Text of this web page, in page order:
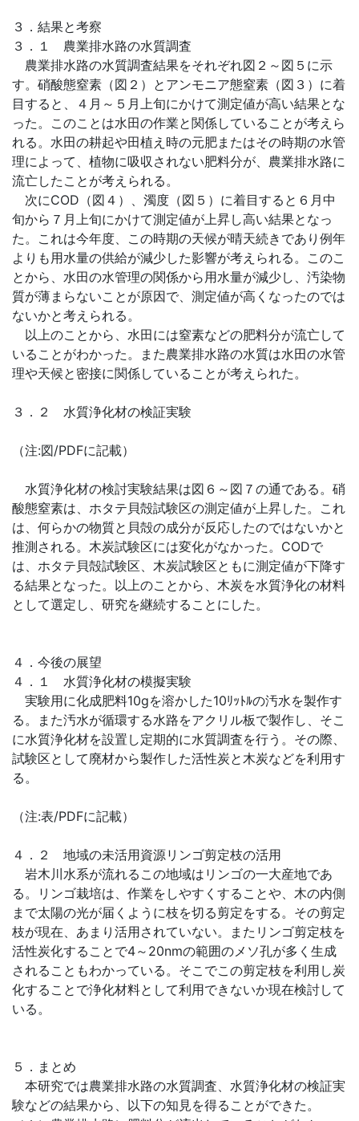
３．結果と考察
３．１ 農業排水路の水質調査
農業排水路の水質調査結果をそれぞれ図２～図５に示
す。硝酸態窒素（図２）とアンモニア態窒素（図３）に着
目すると、４月～５月上旬にかけて測定値が高い結果とな
った。このことは水田の作業と関係していることが考えら
れる。水田の耕起や田植え時の元肥またはその時期の水管
理によって、植物に吸収されない肥料分が、農業排水路に
流亡したことが考えられる。
次にCOD（図４）、濁度（図５）に着目すると６月中
旬から７月上旬にかけて測定値が上昇し高い結果となっ
た。これは今年度、この時期の天候が晴天続きであり例年
よりも用水量の供給が減少した影響が考えられる。このこ
とから、水田の水管理の関係から用水量が減少し、汚染物
質が薄まらないことが原因で、測定値が高くなったのでは
ないかと考えられる。
以上のことから、水田には窒素などの肥料分が流亡して
いることがわかった。また農業排水路の水質は水田の水管
理や天候と密接に関係していることが考えられた。
３．２ 水質浄化材の検証実験
（注:図/PDFに記載）
水質浄化材の検討実験結果は図６～図７の通である。硝
酸態窒素は、ホタテ貝殻試験区の測定値が上昇した。これ
は、何らかの物質と貝殻の成分が反応したのではないかと
推測される。木炭試験区には変化がなかった。CODで
は、ホタテ貝殻試験区、木炭試験区ともに測定値が下降す
る結果となった。以上のことから、木炭を水質浄化の材料
として選定し、研究を継続することにした。
４．今後の展望
４．１ 水質浄化材の模擬実験
実験用に化成肥料10gを溶かした10ﾘｯﾄﾙの汚水を製作す
る。また汚水が循環する水路をアクリル板で製作し、そこ
に水質浄化材を設置し定期的に水質調査を行う。その際、
試験区として廃材から製作した活性炭と木炭などを利用す
る。
（注:表/PDFに記載）
４．２ 地域の未活用資源リンゴ剪定枝の活用
岩木川水系が流れるこの地域はリンゴの一大産地であ
る。リンゴ栽培は、作業をしやすくすることや、木の内側
まで太陽の光が届くように枝を切る剪定をする。その剪定
枝が現在、あまり活用されていない。またリンゴ剪定枝を
活性炭化することで4～20nmの範囲のメソ孔が多く生成
されることもわかっている。そこでこの剪定枝を利用し炭
化することで浄化材料として利用できないか現在検討して
いる。
５．まとめ
本研究では農業排水路の水質調査、水質浄化材の検証実
験などの結果から、以下の知見を得ることができた。